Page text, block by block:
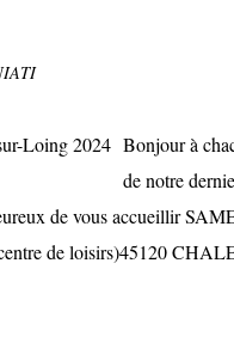
Bonjour à
de notre
de vous accueillir
de loisirs)45120